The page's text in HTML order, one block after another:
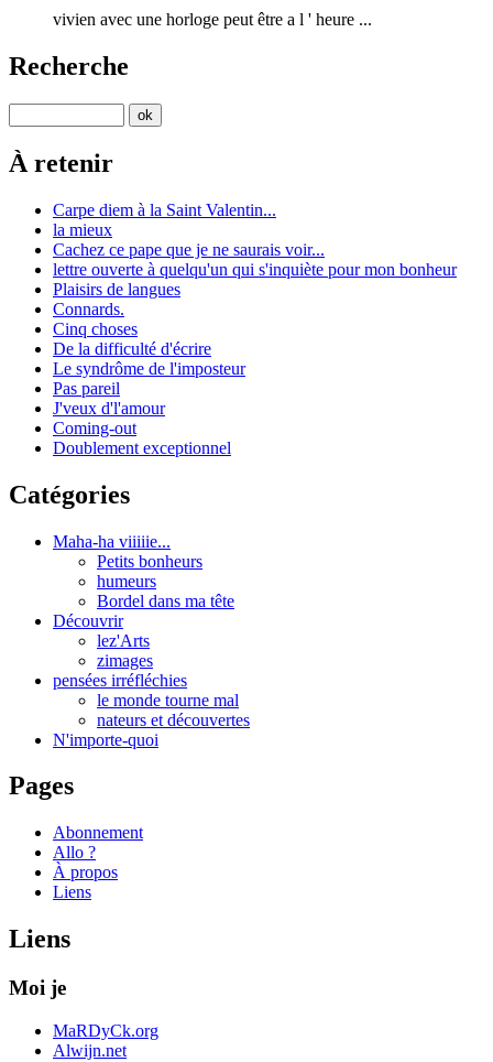
vivien avec une horloge peut être a l ' heure ...
Recherche
À retenir
Carpe diem à la Saint Valentin...
la mieux
Cachez ce pape que je ne saurais voir...
lettre ouverte à quelqu'un qui s'inquiète pour mon bonheur
Plaisirs de langues
Connards.
Cinq choses
De la difficulté d'écrire
Le syndrôme de l'imposteur
Pas pareil
J'veux d'l'amour
Coming-out
Doublement exceptionnel
Catégories
Maha-ha viiiiie...
Petits bonheurs
humeurs
Bordel dans ma tête
Découvrir
lez'Arts
zimages
pensées irréfléchies
le monde tourne mal
nateurs et découvertes
N'importe-quoi
Pages
Abonnement
Allo ?
À propos
Liens
Liens
Moi je
MaRDyCk.org
Alwijn.net